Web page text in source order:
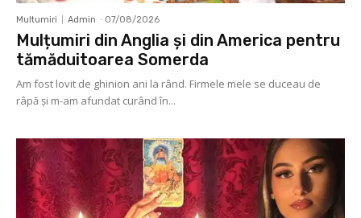
Multumiri Admin - 07/08/2026
Mulțumiri din Anglia și din America pentru
tămăduitoarea Somerda
Am fost lovit de ghinion ani la rând. Firmele mele se duceau de
râpă şi m-am afundat curând în...